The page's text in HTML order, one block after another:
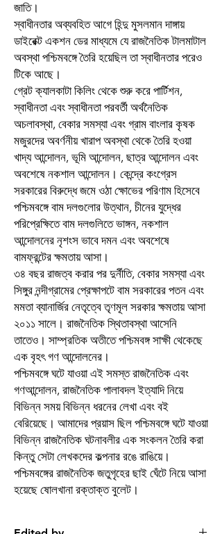
জাতি।
স্বাধীনতার অব্যবহিত আগে হিন্দু মুসলমান দাঙ্গায়
ডাইরেক্ট একশন ডের মাধ্যমে যে রাজনৈতিক টালমাটাল
অবস্থা পশ্চিমবঙ্গে তৈরি হয়েছিল তা স্বাধীনতার পরেও
টিকে আছে।
গ্রেট ক্যালকাটা কিলিং থেকে শুরু করে পার্টিশন,
স্বাধীনতা এবং স্বাধীনতা পরবর্তী অর্থনৈতিক
অচলাবস্থা, বেকার সমস্যা এবং গ্রাম বাংলার কৃষক
মজুরদের অবর্ণনীয় খারাপ অবস্থা থেকে তৈরি হওয়া
খাদ্য আন্দোলন, ভূমি আন্দোলন, ছাত্র আন্দোলন এবং
অবশেষে নকশাল আন্দোলন। কেন্দ্রে কংগ্রেস
সরকারের বিরুদ্ধে জমে ওঠা ক্ষোভের পরিণাম হিসেবে
পশ্চিমবঙ্গে বাম দলগুলোর উত্থান, চীনের যুদ্ধের
পরিপ্রেক্ষিতে বাম দলগুলিতে ভাঙ্গন, নকশাল
আন্দোলনের নৃশংস ভাবে দমন এবং অবশেষে
বামফ্রন্টের ক্ষমতায় আসা।
৩৪ বছর রাজত্ব করার পর দুর্নীতি, বেকার সমস্যা এবং
সিঙ্গুর নন্দীগ্রামের প্রেক্ষাপটে বাম সরকারের পতন এবং
মমতা ব্যানার্জির নেতৃত্বে তৃণমূল সরকার ক্ষমতায় আসা
২০১১ সালে। রাজনৈতিক স্থিতাবস্থা আসেনি
তাতেও। সাম্প্রতিক অতীতে পশ্চিমবঙ্গ সাক্ষী থেকেছে
এক বৃহৎ গণ আন্দোলনের।
পশ্চিমবঙ্গে ঘটে যাওয়া এই সমস্ত রাজনৈতিক এবং
গণআন্দোলন, রাজনৈতিক পালাবদল ইত্যাদি নিয়ে
বিভিন্ন সময় বিভিন্ন ধরনের লেখা এবং বই
বেরিয়েছে। আমাদের প্রয়াস ছিল পশ্চিমবঙ্গে ঘটে যাওয়া
বিভিন্ন রাজনৈতিক ঘটনাবলীর এক সংকলন তৈরি করা
কিন্তু সেটা লেখকদের কল্পনার রঙে রাঙিয়ে।
পশ্চিমবঙ্গের রাজনৈতিক জতুগৃহের ছাই ঘেঁটে নিয়ে আসা
হয়েছে ষোলখানা রক্তাক্ত বুলেট।